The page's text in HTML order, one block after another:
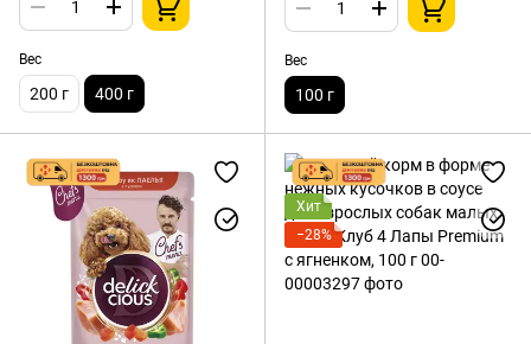
Вес
200 г 400 г
Вес
100 г
Хит
−28%